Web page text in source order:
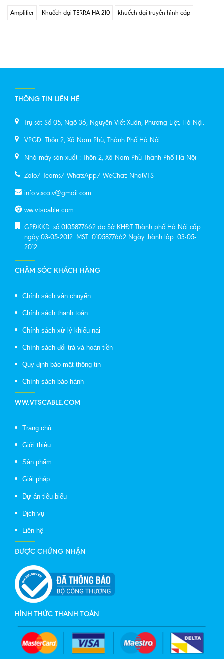
Amplifier Khuếch đại TERRA HA-210 khuếch đại truyền hình cáp
THÔNG TIN LIÊN HỆ
Trụ sở: Số 05, Ngõ 36, Nguyễn Viết Xuân, Phương Liệt, Hà Nội.
VPGD: Thôn 2, Xã Nam Phù, Thành Phố Hà Nội
Nhà máy sản xuất : Thôn 2, Xã Nam Phù Thành Phố Hà Nội
Zalo/ Teams/ WhatsApp/ WeChat: NhatVTS
info.vtscatv@gmail.com
ww.vtscable.com
GPĐKKD: số 0105877662 do Sở KHĐT Thành phố Hà Nội cấp
ngày 03-05-2012: MST: 0105877662 Ngày thành lập: 03-05-
2012
CHĂM SÓC KHÁCH HÀNG
Chính sách vận chuyển
Chính sách thanh toán
Chính sách xử lý khiếu nại
Chính sách đổi trả và hoàn tiền
Quy định bảo mật thông tin
Chính sách bảo hành
WW.VTSCABLE.COM
Trang chủ
Giới thiệu
Sản phẩm
Giải pháp
Dự án tiêu biểu
Dịch vụ
Liên hệ
ĐƯỢC CHỨNG NHẬN
HÌNH THỨC THANH TOÁN